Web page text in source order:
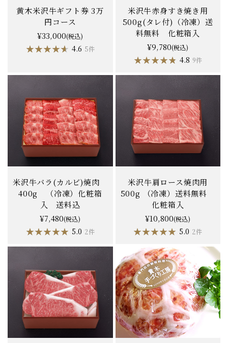
黄木米沢牛ギフト券 3万
円コース
¥33,000(税込)
★★★★★
★★★★★ 4.6 5件
米沢牛赤身すき焼き用
500g(タレ付)（冷凍）送
料無料 化粧箱入
¥9,780(税込)
★★★★★
★★★★★ 4.8 9件
米沢牛バラ(カルビ)焼肉
400g （冷凍）化粧箱
入 送料込
¥7,480(税込)
★★★★★
★★★★★ 5.0 2件
米沢牛肩ロース焼肉用
500g （冷凍）送料無料
化粧箱入
¥10,800(税込)
★★★★★
★★★★★ 5.0 2件